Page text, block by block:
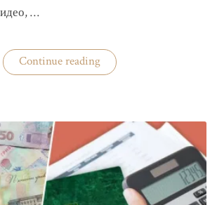
…
Continue reading«Одесская
чиновница